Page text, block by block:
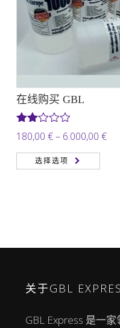
在线购买 GBL
评分
2.00
&sol;
180,00 €– 6.000,00 €价
选择选项
关于GBL
GBL Express 是一